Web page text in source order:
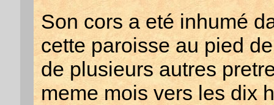
Son cors a eté inhumé
cette paroisse au pied
de plusieurs autres
meme mois vers les dix